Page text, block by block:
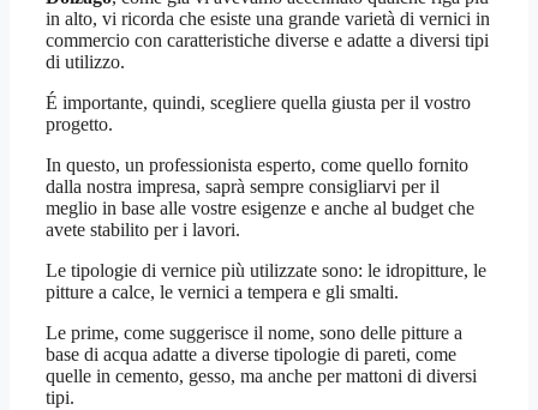
in alto, vi ricorda che esiste una grande varietà di vernici in
commercio con caratteristiche diverse e adatte a diversi tipi
di utilizzo.
É importante, quindi, scegliere quella giusta per il vostro
progetto.
In questo, un professionista esperto, come quello fornito
dalla nostra impresa, saprà sempre consigliarvi per il
meglio in base alle vostre esigenze e anche al budget che
avete stabilito per i lavori.
Le tipologie di vernice più utilizzate sono: le idropitture, le
pitture a calce, le vernici a tempera e gli smalti.
Le prime, come suggerisce il nome, sono delle pitture a
base di acqua adatte a diverse tipologie di pareti, come
quelle in cemento, gesso, ma anche per mattoni di diversi
tipi.